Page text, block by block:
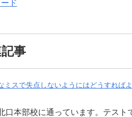
事
ミスで失点しないようにはどうすれば
口本部校に通っています。テスト